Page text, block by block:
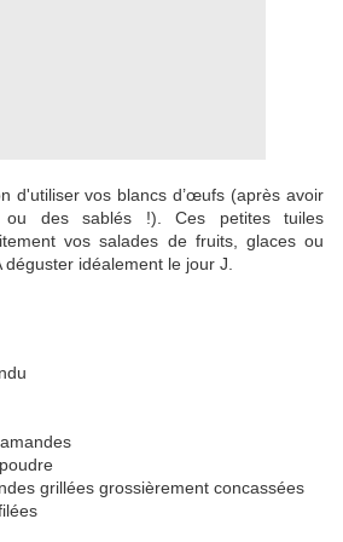
d'utiliser vos blancs d’œufs (après avoir
ou des sablés !). Ces petites tuiles
vos salades de fruits, glaces ou
idéalement le jour J.
grillées grossièrement concassées